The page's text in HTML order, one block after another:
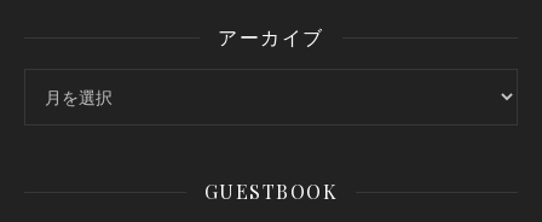
アーカイブ
GUESTBOOK